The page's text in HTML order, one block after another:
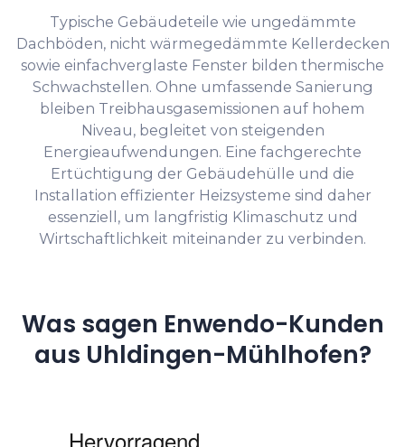
Typische Gebäudeteile wie ungedämmte
Dachböden, nicht wärmegedämmte Kellerdecken
sowie einfachverglaste Fenster bilden thermische
Schwachstellen. Ohne umfassende Sanierung
bleiben Treibhausgasemissionen auf hohem
Niveau, begleitet von steigenden
Energieaufwendungen. Eine fachgerechte
Ertüchtigung der Gebäudehülle und die
Installation effizienter Heizsysteme sind daher
essenziell, um langfristig Klimaschutz und
Wirtschaftlichkeit miteinander zu verbinden.
Was sagen Enwendo-Kunden
aus Uhldingen-Mühlhofen?